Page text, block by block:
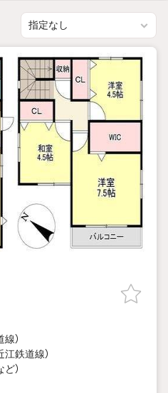
）
江鉄道線）
ど）